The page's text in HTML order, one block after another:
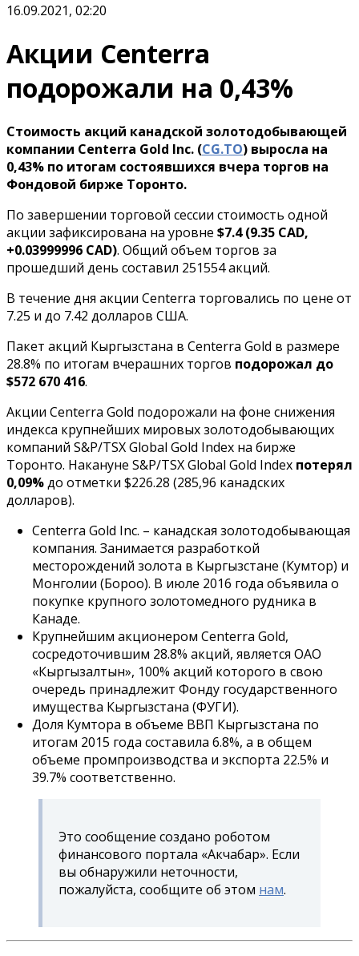
16.09.2021, 02:20
Акции Centerra
подорожали на 0,43%
Стоимость акций канадской золотодобывающей
компании Centerra Gold Inc. (CG.TO) выросла на
0,43% по итогам состоявшихся вчера торгов на
Фондовой бирже Торонто.
По завершении торговой сессии стоимость одной
акции зафиксирована на уровне $7.4 (9.35 CAD,
+0.03999996 CAD). Общий объем торгов за
прошедший день составил 251554 акций.
В течение дня акции Centerra торговались по цене от
7.25 и до 7.42 долларов США.
Пакет акций Кыргызстана в Centerra Gold в размере
28.8% по итогам вчерашних торгов подорожал до
$572 670 416.
Акции Centerra Gold подорожали на фоне снижения
индекса крупнейших мировых золотодобывающих
компаний S&P/TSX Global Gold Index на бирже
Торонто. Накануне S&P/TSX Global Gold Index потерял
0,09%до отметки $226.28 (285,96 канадских
долларов).
Centerra Gold Inc. – канадская золотодобывающая
компания. Занимается разработкой
месторождений золота в Кыргызстане (Кумтор) и
Монголии (Бороо). В июле 2016 года объявила о
покупке крупного золотомедного рудника в
Канаде.
Крупнейшим акционером Centerra Gold,
сосредоточившим 28.8% акций, является ОАО
«Кыргызалтын», 100% акций которого в свою
очередь принадлежит Фонду государственного
имущества Кыргызстана (ФУГИ).
Доля Кумтора в объеме ВВП Кыргызстана по
итогам 2015 года составила 6.8%, а в общем
объеме промпроизводства и экспорта 22.5% и
39.7% соответственно.
Это сообщение создано роботом
финансового портала «Акчабар». Если
вы обнаружили неточности,
пожалуйста, сообщите об этом нам.